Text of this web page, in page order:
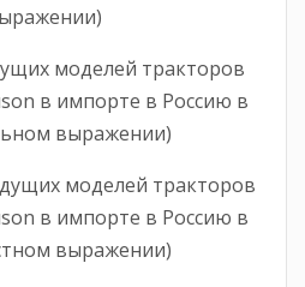
моделей тракторов
в импорте в Россию в
выражении)
моделей тракторов
в импорте в Россию в
выражении)